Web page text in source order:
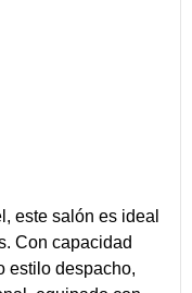
este salón es ideal
Con capacidad
estilo despacho,